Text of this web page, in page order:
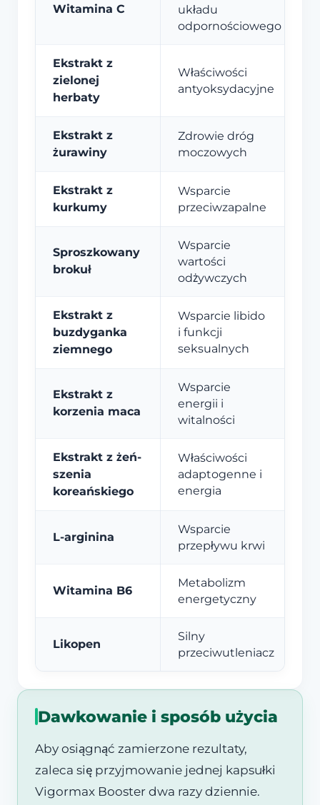
Witamina C
układu
odpornościowego
Ekstrakt z
zielonej
herbaty
Właściwości
antyoksydacyjne
Ekstrakt z
żurawiny
Zdrowie dróg
moczowych
Ekstrakt z
kurkumy
Wsparcie
przeciwzapalne
Sproszkowany
brokuł
Wsparcie
wartości
odżywczych
Ekstrakt z
buzdyganka
ziemnego
Wsparcie libido
i funkcji
seksualnych
Ekstrakt z
korzenia maca
Wsparcie
energii i
witalności
Ekstrakt z żeń-
szenia
koreańskiego
Właściwości
adaptogenne i
energia
L-arginina
Wsparcie
przepływu krwi
Witamina B6
Metabolizm
energetyczny
Likopen
Silny
przeciwutleniacz
Dawkowanie i sposób użycia
Aby osiągnąć zamierzone rezultaty,
zaleca się przyjmowanie jednej kapsułki
Vigormax Booster dwa razy dziennie.